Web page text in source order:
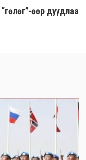
өөр дуудлаа